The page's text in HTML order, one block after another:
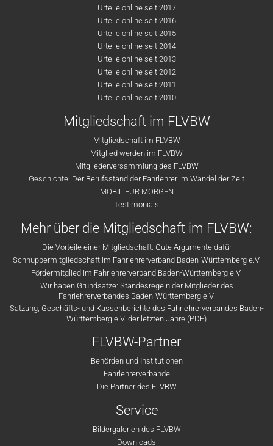
Urteile online seit 2017
Urteile online seit 2016
Urteile online seit 2015
Urteile online seit 2014
Urteile online seit 2013
Urteile online seit 2012
Urteile online seit 2011
Urteile online seit 2010
Mitgliedschaft im FLVBW
Mitgliedschaft im FLVBW
Mitglied werden im FLVBW
Mitgliederversammlung des FLVBW
Geschichte: Der Berufsstand der Fahrlehrer im Wandel der Zeit
MOBIL FÜR MORGEN
Testimonials
Mehr über die Mitgliedschaft im FLVBW:
Die Vorteile einer Mitgliedschaft: Gute Argumente dafür
Schnuppermitgliedschaft im Fahrlehrerverband Baden-Württemberg e.V.
Fördermitglied im Fahrlehrerverband Baden-Württemberg e.V.
Wir haben Grundsätze: Standesregeln der Mitglieder des
Fahrlehrerverbandes Baden-Württemberg e.V.
Satzung, Geschäfts- und Kassenberichte des Fahrlehrerverbandes Baden-
Württemberg e.V. der letzten Jahre (PDF)
FLVBW-Partner
Behörden und Institutionen
Fahrlehrerverbände
Die Partner des FLVBW
Service
Bildergalerien des FLVBW
Downloads